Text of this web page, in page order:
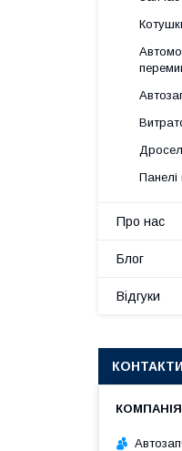
Панелі
Про нас
Блог
Відгуки
КОНТАКТИ